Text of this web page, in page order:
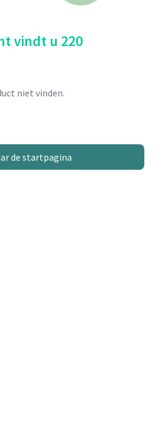
vindt u 220
niet vinden.
de startpagina